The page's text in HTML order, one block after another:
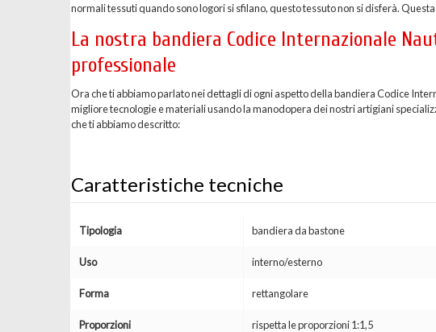
normali tessuti quando sono logori si sfilano, questo tessuto non si disferà.
La nostra bandiera Codice Internazionale
professionale
Ora che ti abbiamo parlato nei dettagli di ogni aspetto della bandiera Codice
migliore tecnologie e materiali usando la manodopera dei nostri artigiani
che ti abbiamo descritto:
Caratteristiche tecniche
Tipologia bandiera da bastone
Uso interno/esterno
Forma rettangolare
Proporzioni rispetta le proporzioni 1:1,5